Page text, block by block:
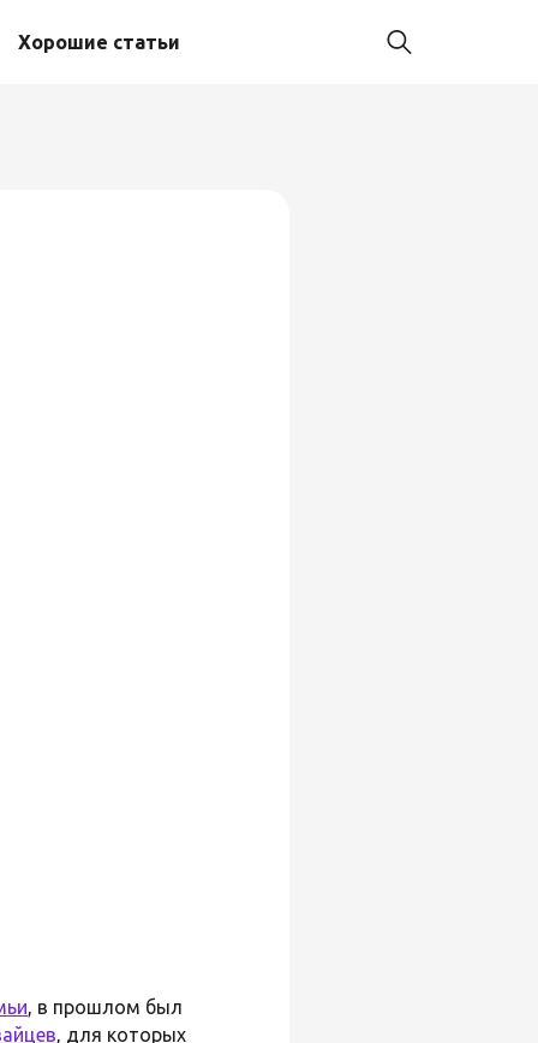
Хорошие статьи
, в прошлом был
, для которых